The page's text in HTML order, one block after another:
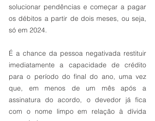
solucionar pendências e começar a pagar
os débitos a partir de dois meses, ou seja,
só em 2024.
É a chance da pessoa negativada restituir
imediatamente a capacidade de crédito
para o período do final do ano, uma vez
que, em menos de um mês após a
assinatura do acordo, o devedor já fica
com o nome limpo em relação à dívida